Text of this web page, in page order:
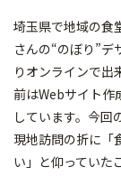
埼玉県で地域の食
さんの“のぼり”デ
りオンラインで出
前はWebサイト作
しています。今回
現地訪問の折に「
い」と仰っていた